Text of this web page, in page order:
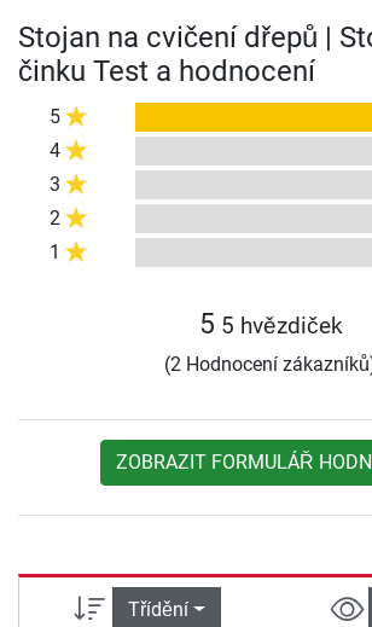
Stojan na cvičení dřepů |
činku Test a hodnocení
5
4
3
2
1
5 5 hvězdiček
(2 Hodnocení
ZOBRAZIT FORMULÁŘ
Třídění